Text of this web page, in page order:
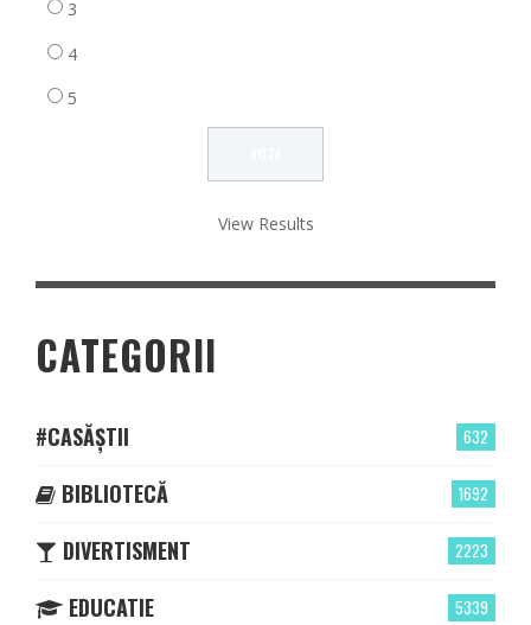
3
4
5
View Results
CATEGORII
632
#CASĂȘTII
1692
BIBLIOTECĂ
2223
DIVERTISMENT
5339
EDUCATIE